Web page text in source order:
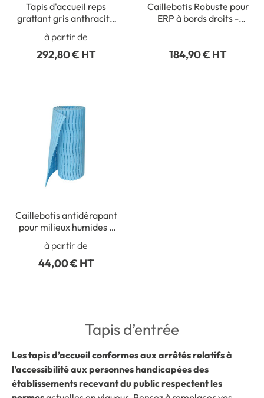
Tapis d'accueil reps
grattant gris anthracite
avec réglettes - Trafic
intensif
à partir de
292,80 € HT
Caillebotis Robuste pour
ERP à bords droits -
184,90 € HT
Caillebotis antidérapant
pour milieux humides -
mm avec clips
à partir de
44,00 € HT
Tapis d’entrée
Les tapis d’accueil conformes aux arrêtés relatifs à
l’accessibilité aux personnes handicapées des
établissements recevant du public respectent les